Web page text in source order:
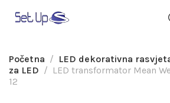
Početna LED dekorativna
za LED
LED transformator Mean
12